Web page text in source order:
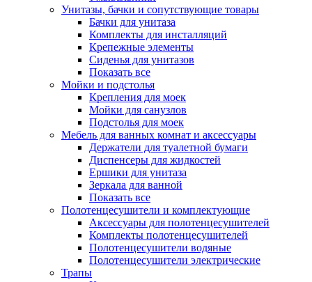
Унитазы, бачки и сопутствующие товары
Бачки для унитаза
Комплекты для инсталляций
Крепежные элементы
Сиденья для унитазов
Показать все
Мойки и подстолья
Крепления для моек
Мойки для санузлов
Подстолья для моек
Мебель для ванных комнат и аксессуары
Держатели для туалетной бумаги
Диспенсеры для жидкостей
Ершики для унитаза
Зеркала для ванной
Показать все
Полотенцесушители и комплектующие
Аксессуары для полотенцесушителей
Комплекты полотенцесушителей
Полотенцесушители водяные
Полотенцесушители электрические
Трапы